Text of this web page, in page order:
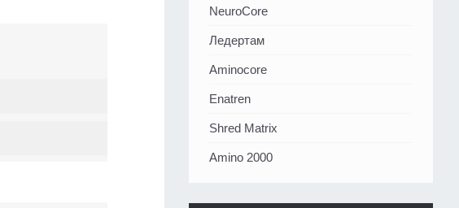
NeuroCore
Ледертам
Aminocore
Enatren
Shred Matrix
Amino 2000